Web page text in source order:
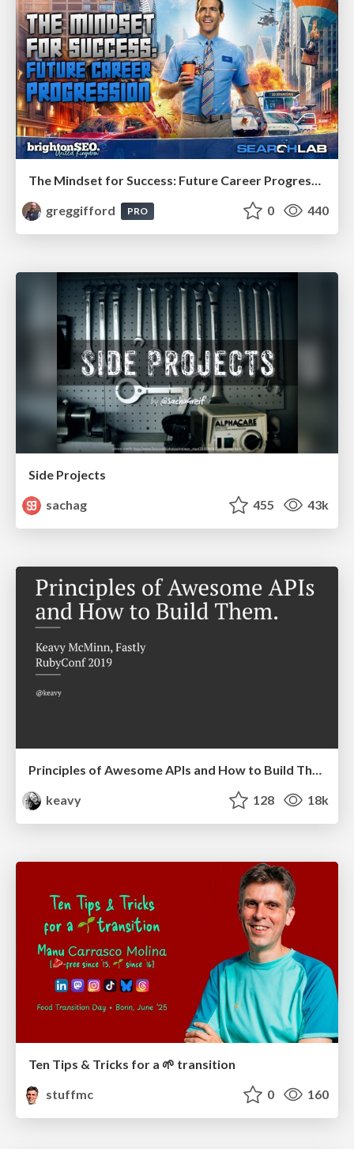
The Mindset for Success: Future Career Progression
greggifford
PRO 0 440
Side Projects
sachag
455 43k
keavy
128 18k
Ten Tips & Tricks for a 🌱 transition
stuffmc
0 160